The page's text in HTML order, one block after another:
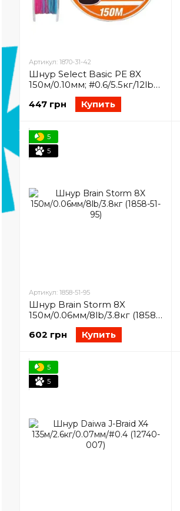
Артикул: 1870-31-42
Шнур Select Basic PE 8X
150м/0.10мм; #0.6/5.5кг/12lb
(1870-31-42)
447 грн Купить
5
5
Артикул: 1858-51-95
Шнур Brain Storm 8X
150м/0.06мм/8lb/3.8кг (1858-
602 грн Купить
5
5